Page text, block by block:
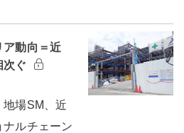
ア動向＝近
ぐ
場SM、近
ルチェーン